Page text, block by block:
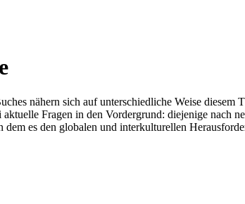
nähern sich auf unterschiedliche Weise diesem
Fragen in den Vordergrund: diejenige nach
es den globalen und interkulturellen